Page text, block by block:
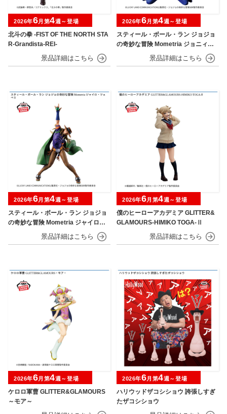
北斗の拳 -FIST OF THE NORTH STA
R-Grandista-REI-
2026年6月第4週～登場
スティール・ボール・ラン ジョジョ
の奇妙な冒険 Mometria ジョニィ・
ジョースター
2026年6月第4週～登場
スティール・ボール・ラン ジョジョ
の奇妙な冒険 Mometria ジャイロ・
2026年6月第4週～登場
僕のヒーローアカデミア GLITTER&
GLAMOURS-HIMIKO TOGA-Ⅱ
2026年6月第4週～登場
ケロロ軍曹 GLITTER&GLAMOURS
～モア～
2026年6月第4週～登場
ハリウッドザコシショウ 誇張しすぎ
たザコシショウ
2026年6月第4週～登場